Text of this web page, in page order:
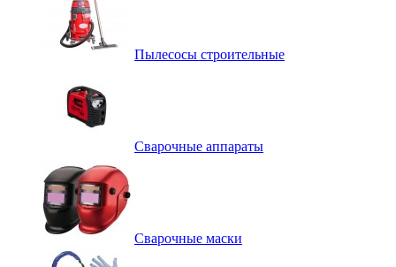
Пылесосы строительные
Сварочные аппараты
Сварочные маски